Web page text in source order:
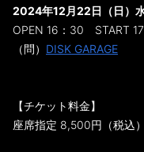
2024年12月22日（日）
OPEN 16：30 START
（問） DISK GARAGE
【チケット料金】
座席指定 8,500円（税込）